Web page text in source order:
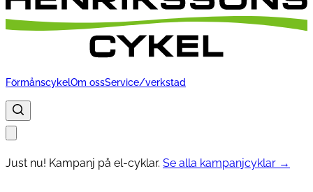
FörmånscykelOm ossService/verkstad
Just nu! Kampanj på el-cyklar. Se alla kampanjcyklar →